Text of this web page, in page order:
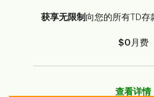
获享无限制 向您的所有TD存
$0 月费
查看详情